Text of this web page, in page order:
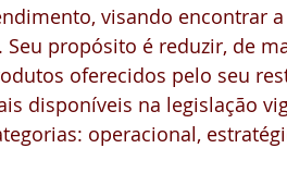
visando encontrar
propósito é reduzir, de
oferecidos pelo seu
disponíveis na legislação
operacional,